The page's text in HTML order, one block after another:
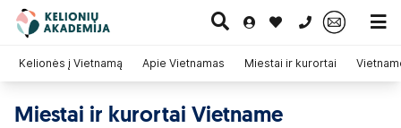
0 700 11007
Kelionės į Vietnamą Apie Vietnamas Miestai ir kurortai
Miestai ir kurortai Vietname